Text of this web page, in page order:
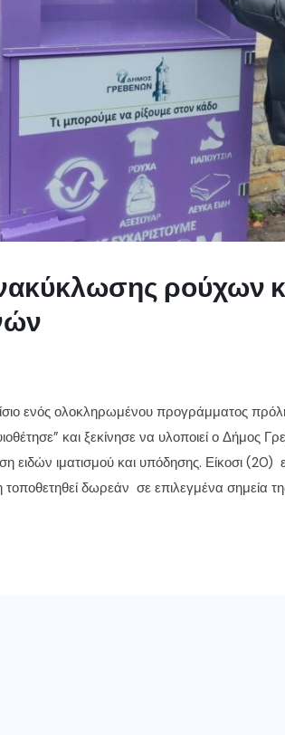
ρούχων
ενός ολοκληρωμένου προγράμματος
και ξεκίνησε να υλοποιεί ο Δήμος
ειδών ιματισμού και υπόδησης. Είκοσι (20)
δωρεάν σε επιλεγμένα σημεία